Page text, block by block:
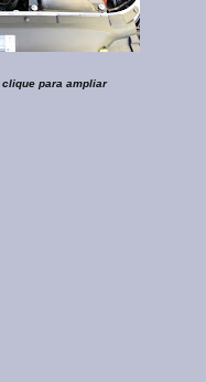
clique para ampliar